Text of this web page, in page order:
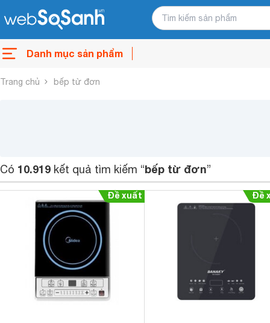
Danh mục sản phẩm
Trang chủ bếp từ đơn
Có 10.919 kết quả tìm kiếm “bếp từ đơn”